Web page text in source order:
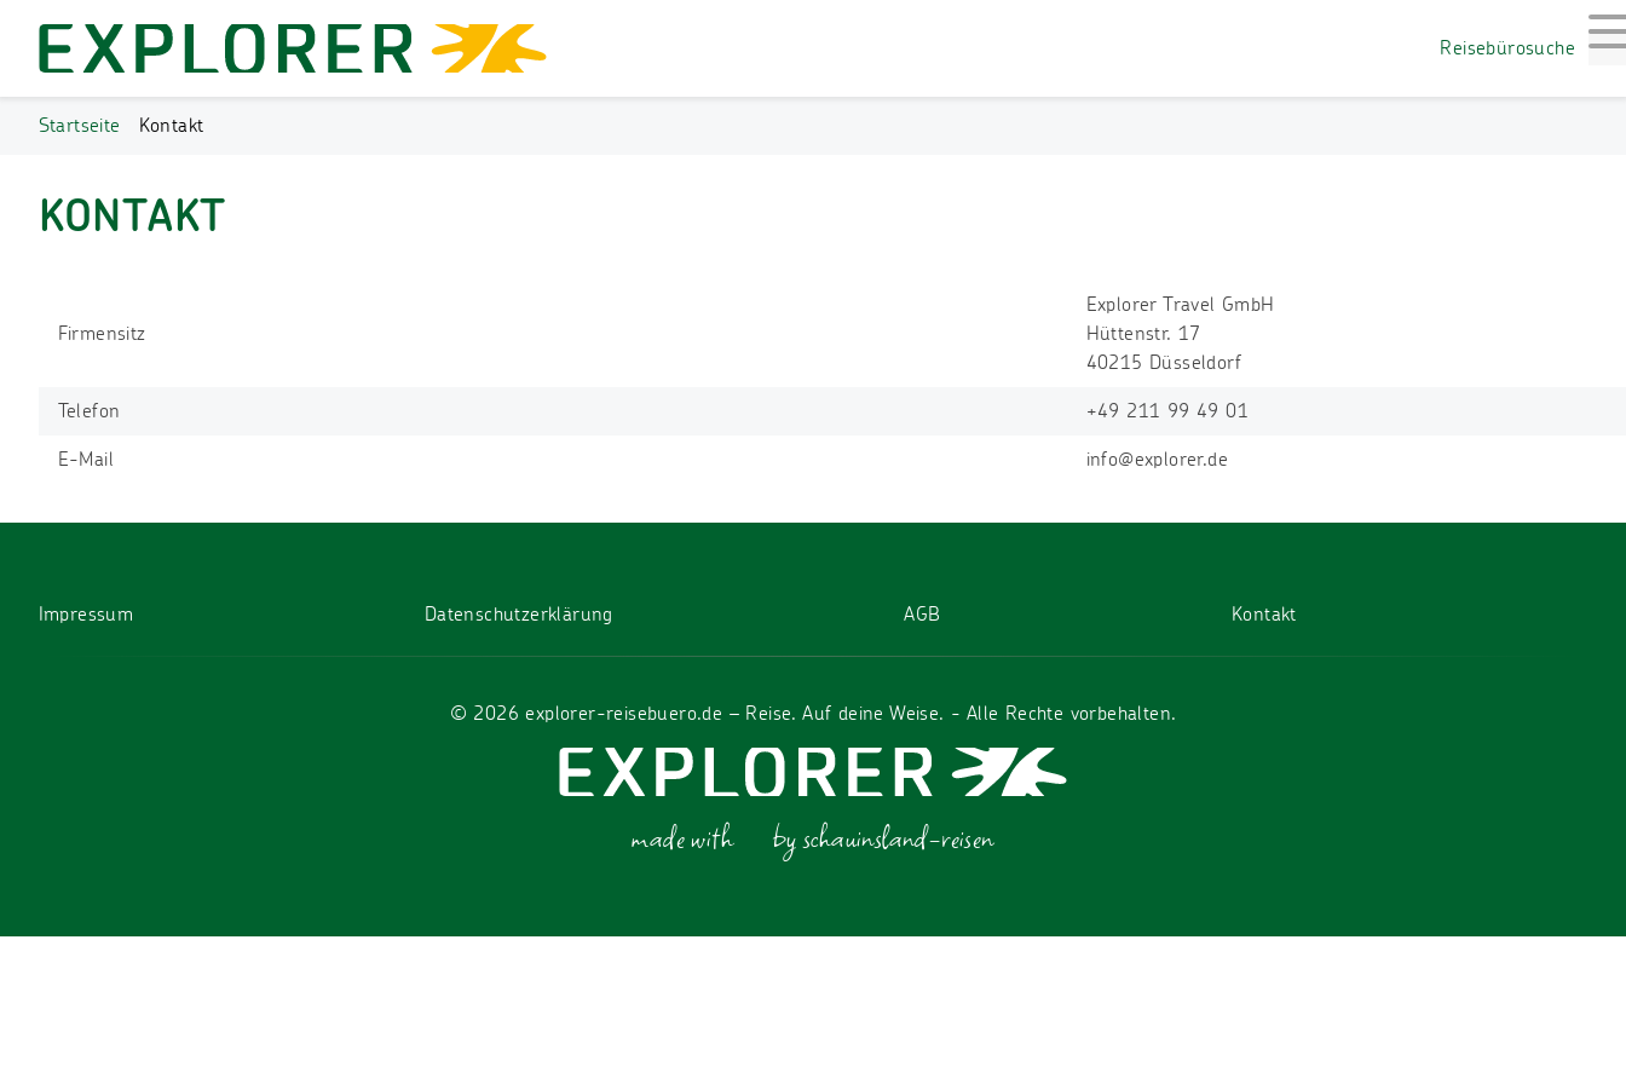
Reisebürosuche
Startseite Kontakt
KONTAKT
Firmensitz
Explorer Travel GmbH
Hüttenstr. 17
40215 Düsseldorf
Telefon +49 211 99 49 01
E-Mail info@explorer.de
Impressum Datenschutzerklärung AGB Kontakt
© 2026 explorer-reisebuero.de – Reise. Auf deine Weise. - Alle Rechte vorbehalten.
made with by schauinsland-reisen